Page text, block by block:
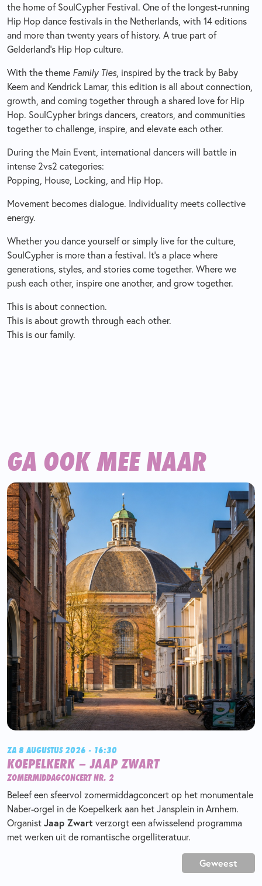
the home of SoulCypher Festival. One of the longest-running
Hip Hop dance festivals in the Netherlands, with 14 editions
and more than twenty years of history. A true part of
Gelderland’s Hip Hop culture.
With the theme Family Ties, inspired by the track by Baby
Keem and Kendrick Lamar, this edition is all about connection,
growth, and coming together through a shared love for Hip
Hop. SoulCypher brings dancers, creators, and communities
together to challenge, inspire, and elevate each other.
During the Main Event, international dancers will battle in
intense 2vs2 categories:
Popping, House, Locking, and Hip Hop.
Movement becomes dialogue. Individuality meets collective
energy.
Whether you dance yourself or simply live for the culture,
SoulCypher is more than a festival. It’s a place where
generations, styles, and stories come together. Where we
push each other, inspire one another, and grow together.
This is about connection.
This is about growth through each other.
This is our family.
GA OOK MEE NAAR
ZA 8 AUGUSTUS 2026 - 16:30
KOEPELKERK – JAAP ZWART
ZOMERMIDDAGCONCERT NR. 2
Beleef een sfeervol zomermiddagconcert op het monumentale
Naber-orgel in de Koepelkerk aan het Jansplein in Arnhem.
OrganistJaap Zwart verzorgt een afwisselend programma
met werken uit de romantische orgelliteratuur.
Geweest